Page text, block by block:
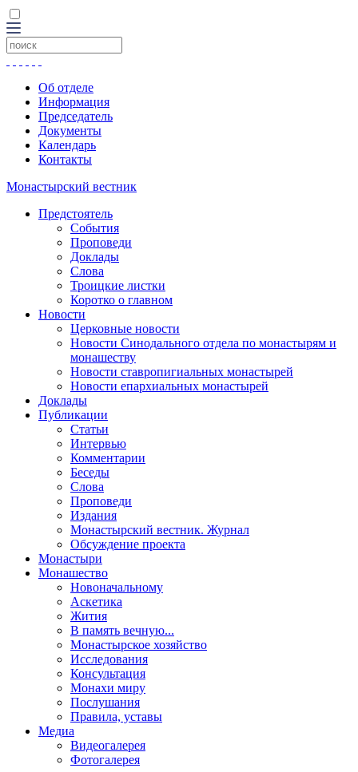
Об отделе
Информация
Председатель
Документы
Календарь
Контакты
Монастырский вестник
Предстоятель
События
Проповеди
Доклады
Слова
Троицкие листки
Коротко о главном
Новости
Церковные новости
Новости Синодального отдела по монастырям и
монашеству
Новости ставропигиальных монастырей
Новости епархиальных монастырей
Доклады
Публикации
Статьи
Интервью
Комментарии
Беседы
Слова
Проповеди
Издания
Монастырский вестник. Журнал
Обсуждение проекта
Монастыри
Монашество
Новоначальному
Аскетика
Жития
В память вечную...
Монастырское хозяйство
Исследования
Консультация
Монахи миру
Послушания
Правила, уставы
Медиа
Видеогалерея
Фотогалерея